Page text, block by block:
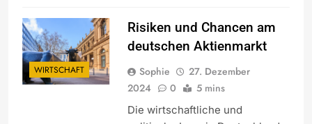
WIRTSCHAFT
Risiken und Chancen am
deutschen Aktienmarkt
Sophie
27. Dezember
2024
0 5 mins
Die wirtschaftliche und